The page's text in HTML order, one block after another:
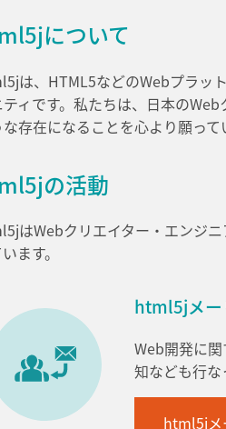
について
は、HTML5などのWebプラッ
ティです。私たちは、日本の
な存在になることを心より願って
の活動
はWebクリエイター・エンジニ
ます。
html5jメー
Web開発に
知なども行な
html5jメ